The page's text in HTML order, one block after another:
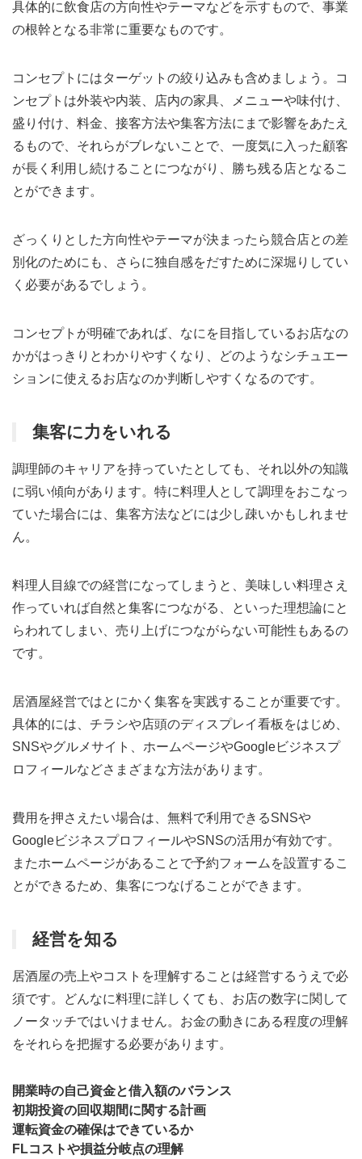
具体的に飲食店の方向性やテーマなどを示すもので、事業
の根幹となる非常に重要なものです。
コンセプトにはターゲットの絞り込みも含めましょう。コ
ンセプトは外装や内装、店内の家具、メニューや味付け、
盛り付け、料金、接客方法や集客方法にまで影響をあたえ
るもので、それらがブレないことで、一度気に入った顧客
が長く利用し続けることにつながり、勝ち残る店となるこ
とができます。
ざっくりとした方向性やテーマが決まったら競合店との差
別化のためにも、さらに独自感をだすために深堀りしてい
く必要があるでしょう。
コンセプトが明確であれば、なにを目指しているお店なの
かがはっきりとわかりやすくなり、どのようなシチュエー
ションに使えるお店なのか判断しやすくなるのです。
集客に力をいれる
調理師のキャリアを持っていたとしても、それ以外の知識
に弱い傾向があります。特に料理人として調理をおこなっ
ていた場合には、集客方法などには少し疎いかもしれませ
ん。
料理人目線での経営になってしまうと、美味しい料理さえ
作っていれば自然と集客につながる、といった理想論にと
らわれてしまい、売り上げにつながらない可能性もあるの
です。
居酒屋経営ではとにかく集客を実践することが重要です。
具体的には、チラシや店頭のディスプレイ看板をはじめ、
SNSやグルメサイト、ホームページやGoogleビジネスプ
ロフィールなどさまざまな方法があります。
費用を押さえたい場合は、無料で利用できるSNSや
GoogleビジネスプロフィールやSNSの活用が有効です。
またホームページがあることで予約フォームを設置するこ
とができるため、集客につなげることができます。
経営を知る
居酒屋の売上やコストを理解することは経営するうえで必
須です。どんなに料理に詳しくても、お店の数字に関して
ノータッチではいけません。お金の動きにある程度の理解
をそれらを把握する必要があります。
開業時の自己資金と借入額のバランス
初期投資の回収期間に関する計画
運転資金の確保はできているか
FLコストや損益分岐点の理解